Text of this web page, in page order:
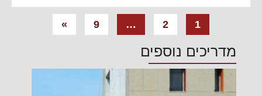
1
2
…
9
»
מדריכים נוספים